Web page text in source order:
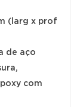
(larg x prof
de aço
com